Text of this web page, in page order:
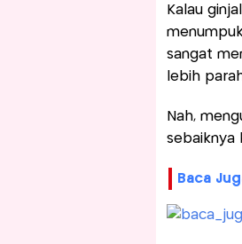
Kalau
sangat
lebih
Nah,
sebaiknya
Baca